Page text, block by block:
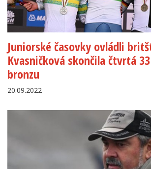
Juniorské časovky ovládli
Kvasničková skončila čtvrtá
bronzu
20.09.2022